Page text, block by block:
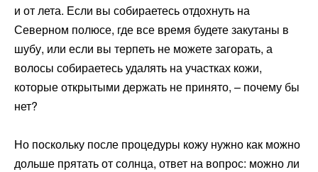
и от лета. Если вы собираетесь отдохнуть на
Северном полюсе, где все время будете закутаны в
шубу, или если вы терпеть не можете загорать, а
волосы собираетесь удалять на участках кожи,
которые открытыми держать не принято, – почему бы
нет?
Но поскольку после процедуры кожу нужно как можно
дольше прятать от солнца, ответ на вопрос: можно ли